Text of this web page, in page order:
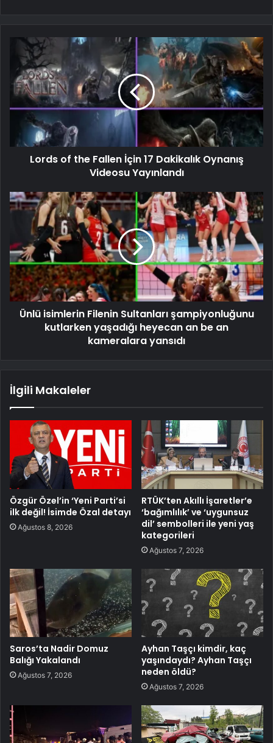
Lords of the Fallen İçin 17 Dakikalık Oynanış
Videosu Yayınlandı
Ünlü isimlerin Filenin Sultanları şampiyonluğunu
kutlarken yaşadığı heyecan an be an
kameralara yansıdı
İlgili Makaleler
Özgür Özel’in ‘Yeni Parti’si
ilk değil! İsimde Özal detayı
Ağustos 8, 2026
RTÜK’ten Akıllı İşaretler’e
‘bağımlılık’ ve ‘uygunsuz
dil’ sembolleri ile yeni yaş
kategorileri
Ağustos 7, 2026
Saros’ta Nadir Domuz
Balığı Yakalandı
Ağustos 7, 2026
Ayhan Taşçı kimdir, kaç
yaşındaydı? Ayhan Taşçı
neden öldü?
Ağustos 7, 2026